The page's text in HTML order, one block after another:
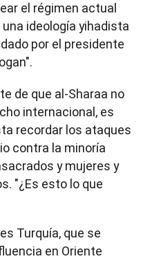
el régimen actual
ideología yihadista
por el presidente
de que al-Sharaa no
internacional, es
recordar los ataques
contra la minoría
y mujeres y
"¿Es esto lo que
Turquía, que se
en Oriente